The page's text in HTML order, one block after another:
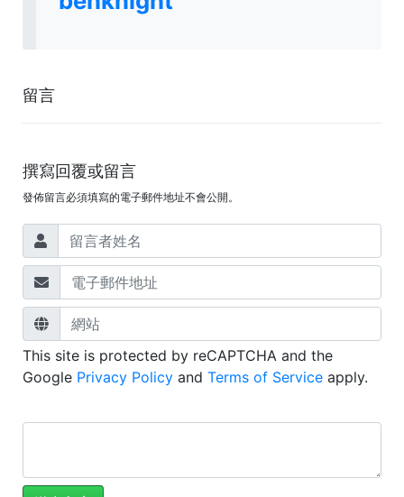
留言
撰寫回覆或留言
發佈留言必須填寫的電子郵件地址不會公開。
This site is protected by reCAPTCHA and the
Google Privacy Policy and Terms of Service apply.